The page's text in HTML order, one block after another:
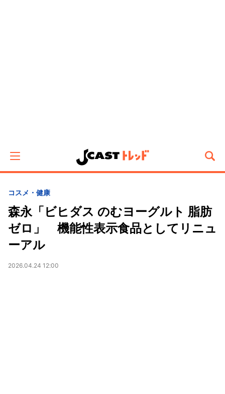
コスメ・健康
森永「ビヒダス のむヨーグルト 脂肪
ゼロ」 機能性表示食品としてリニュ
ーアル
2026.04.24 12:00